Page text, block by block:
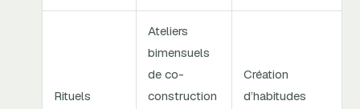
Rituels
Ateliers
bimensuels
de co-
construction
Création
d’habitudes